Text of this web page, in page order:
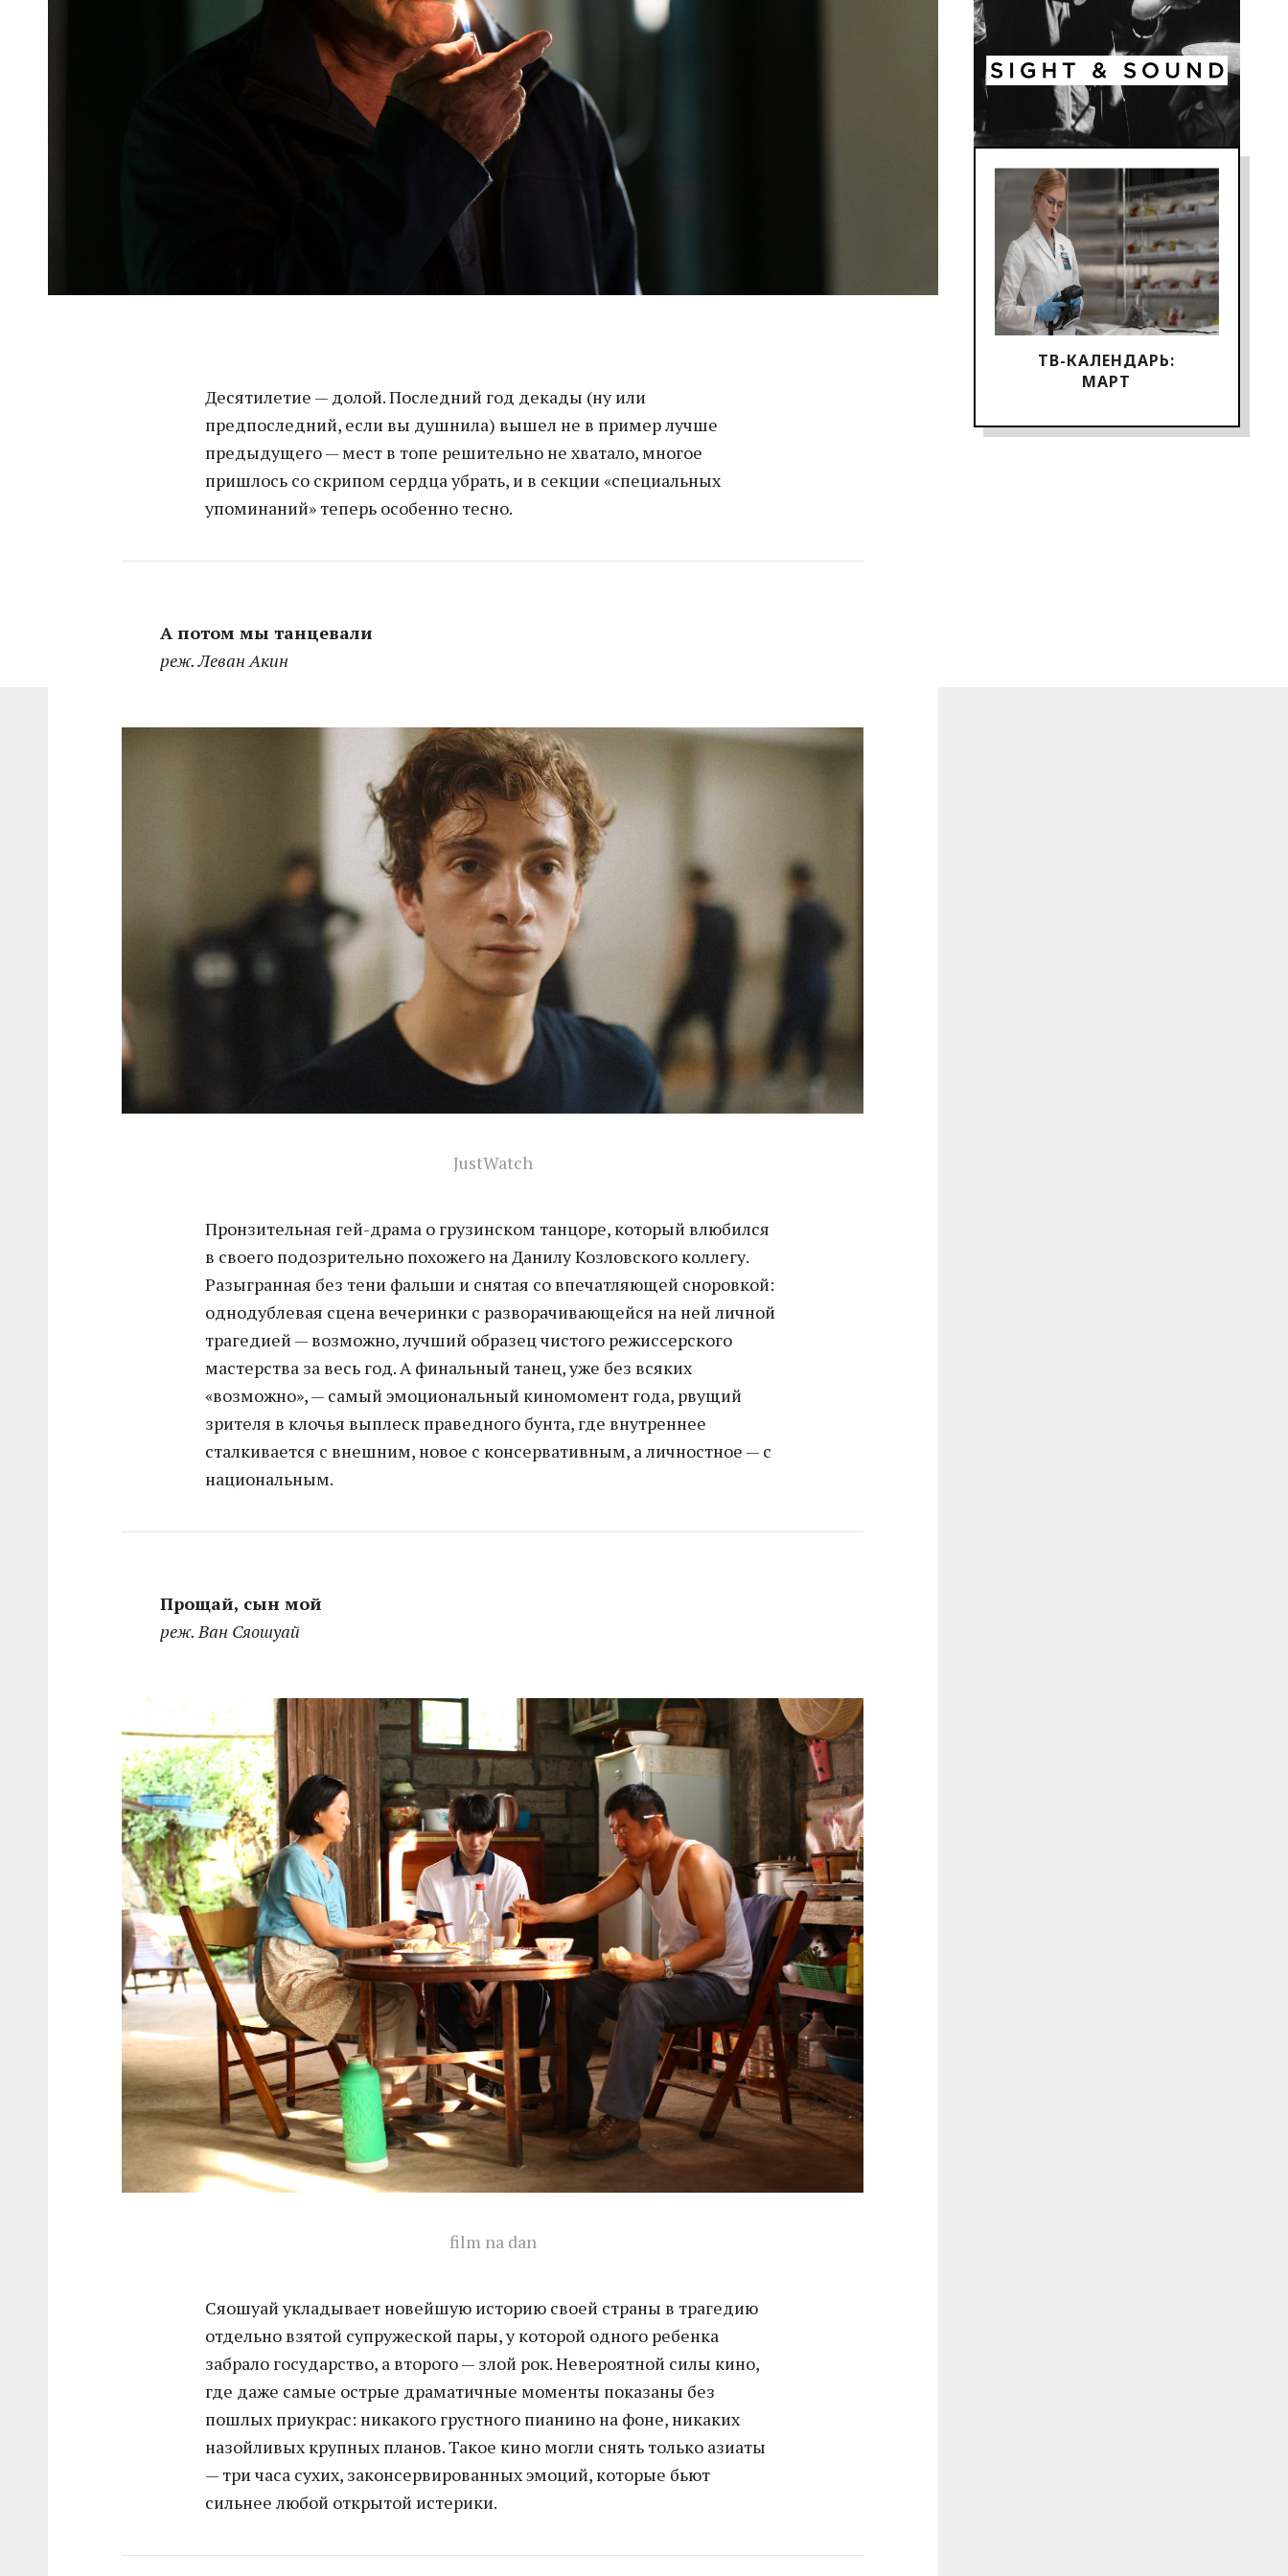
ТВ-КАЛЕНДАРЬ:
МАРТ
Десятилетие — долой. Последний год декады (ну или
предпоследний, если вы душнила) вышел не в пример лучше
предыдущего — мест в топе решительно не хватало, многое
пришлось со скрипом сердца убрать, и в секции «специальных
упоминаний» теперь особенно тесно.
А потом мы танцевали
реж. Леван Акин
JustWatch
Пронзительная гей-драма о грузинском танцоре, который влюбился
в своего подозрительно похожего на Данилу Козловского коллегу.
Разыгранная без тени фальши и снятая со впечатляющей сноровкой:
однодублевая сцена вечеринки с разворачивающейся на ней личной
трагедией — возможно, лучший образец чистого режиссерского
мастерства за весь год. А финальный танец, уже без всяких
«возможно», — самый эмоциональный киномомент года, рвущий
зрителя в клочья выплеск праведного бунта, где внутреннее
сталкивается с внешним, новое с консервативным, а личностное — с
национальным.
Прощай, сын мой
реж. Ван Сяошуай
film na dan
Сяошуай укладывает новейшую историю своей страны в трагедию
отдельно взятой супружеской пары, у которой одного ребенка
забрало государство, а второго — злой рок. Невероятной силы кино,
где даже самые острые драматичные моменты показаны без
пошлых приукрас: никакого грустного пианино на фоне, никаких
назойливых крупных планов. Такое кино могли снять только азиаты
— три часа сухих, законсервированных эмоций, которые бьют
сильнее любой открытой истерики.